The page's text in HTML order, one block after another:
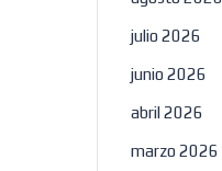
julio 2026
junio 2026
abril 2026
marzo 2026